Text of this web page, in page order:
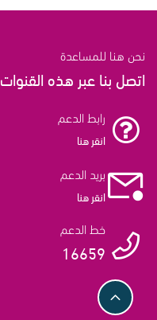
نحن هنا للمساعدة
اتصل بنا عبر هذه القنوات
رابط الدعم
انقر هنا
بريد الدعم
انقر هنا
خط الدعم
16659